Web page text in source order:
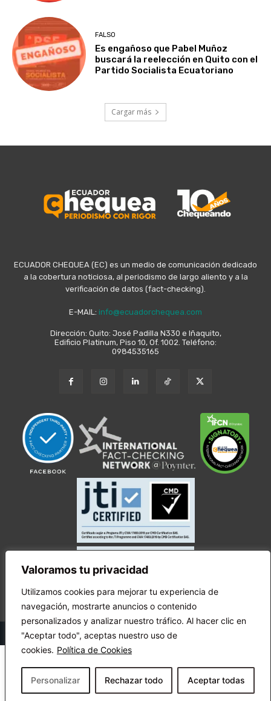
Valoramos tu privacidad
Utilizamos cookies para mejorar tu experiencia de
navegación, mostrarte anuncios o contenido
personalizados y analizar nuestro tráfico. Al hacer clic en
"Aceptar todo", aceptas nuestro uso de
cookies. Política de Cookies
Personalizar Rechazar todo Aceptar todas
FALSO
Es engañoso que Pabel Muñoz
buscará la reelección en Quito con el
Partido Socialista Ecuatoriano
Cargar más
ECUADOR CHEQUEA (EC) es un medio de comunicación dedicado
a la cobertura noticiosa, al periodismo de largo aliento y a la
verificación de datos (fact-checking).
E-MAIL: info@ecuadorchequea.com
Dirección: Quito: José Padilla N330 e Iñaquito,
Edificio Platinum, Piso 10, Of. 1002. Teléfono:
0984535165
© Copyright Ecuador Chequea 2025.